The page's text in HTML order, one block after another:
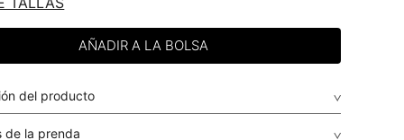
del producto
de la prenda